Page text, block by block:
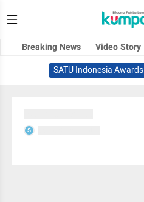
Breaking News Video Story
SATU Indonesia Awards
S